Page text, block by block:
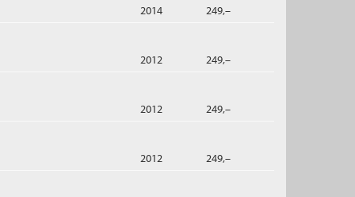
2014 249,–
2012 249,–
2012 249,–
2012 249,–